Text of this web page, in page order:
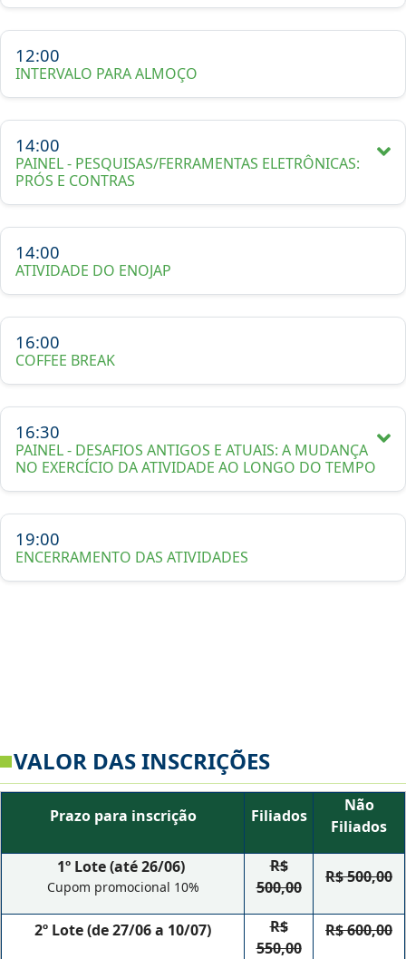
12:00
INTERVALO PARA ALMOÇO
14:00
PAINEL - PESQUISAS/FERRAMENTAS ELETRÔNICAS:
PRÓS E CONTRAS
14:00
ATIVIDADE DO ENOJAP
16:00
COFFEE BREAK
16:30
PAINEL - DESAFIOS ANTIGOS E ATUAIS: A MUDANÇA
NO EXERCÍCIO DA ATIVIDADE AO LONGO DO TEMPO
19:00
ENCERRAMENTO DAS ATIVIDADES
VALOR DAS INSCRIÇÕES
Prazo para inscrição Filiados
Não
Filiados
1º Lote (até 26/06)
Cupom promocional 10%
R$
500,00
R$ 500,00
2º Lote (de 27/06 a 10/07)
R$
550,00
R$ 600,00